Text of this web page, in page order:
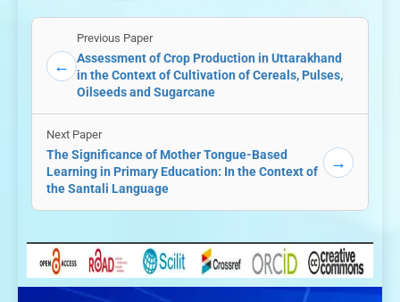
←
Previous Paper
Assessment of Crop Production in Uttarakhand
in the Context of Cultivation of Cereals, Pulses,
Oilseeds and Sugarcane
Next Paper
The Significance of Mother Tongue-Based
Learning in Primary Education: In the Context of
the Santali Language
→